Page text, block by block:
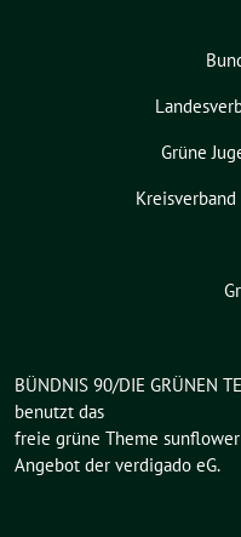
Grüne
BÜNDNIS 90/DIE GRÜNEN
benutzt das
freie grüne Theme sunflower
Angebot der verdigado eG.